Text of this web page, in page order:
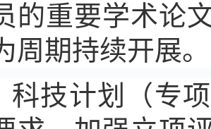
的重要学术论
周期持续开展。
科技计划（专